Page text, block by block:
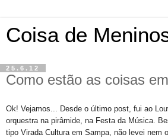
Coisa de
25.6.12
Como estão as coisas
Ok! Vejamos... Desde o último post, fui ao
orquestra na pirâmide, na Festa da Música.
tipo Virada Cultura em Sampa, não levei nem